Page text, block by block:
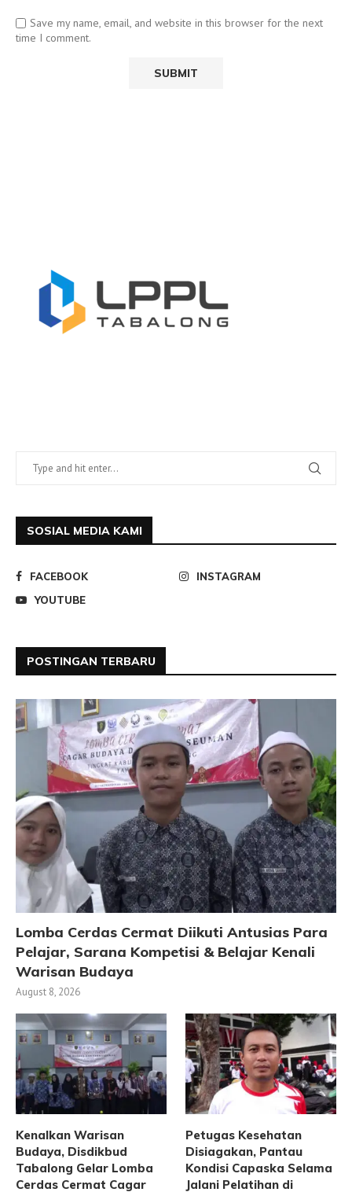
Save my name, email, and website in this browser for the next
time I comment.
SOSIAL MEDIA KAMI
FACEBOOK
INSTAGRAM
YOUTUBE
POSTINGAN TERBARU
Lomba Cerdas Cermat Diikuti Antusias Para
Pelajar, Sarana Kompetisi & Belajar Kenali
Warisan Budaya
August 8, 2026
Kenalkan Warisan
Budaya, Disdikbud
Tabalong Gelar Lomba
Cerdas Cermat Cagar
Petugas Kesehatan
Disiagakan, Pantau
Kondisi Capaska Selama
Jalani Pelatihan di